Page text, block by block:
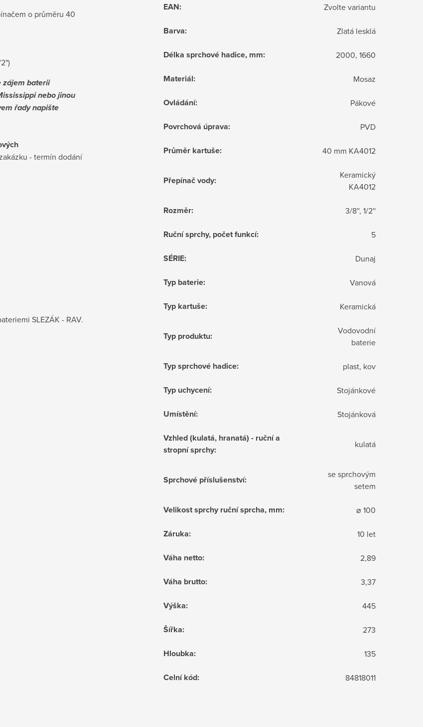
o průměru 40
zájem baterii
nebo jinou
řady napište
- termín dodání
SLEZÁK - RAV.
EAN: Zvolte variantu
Barva: Zlatá lesklá
Délka sprchové hadice, mm: 2000, 1660
Materiál: Mosaz
Ovládání: Pákové
Povrchová úprava: PVD
Průměr kartuše: 40 mm KA4012
Přepínač vody:
Keramický
KA4012
Rozměr: 3/8'', 1/2''
Ruční sprchy, počet funkcí: 5
SÉRIE: Dunaj
Typ baterie: Vanová
Typ kartuše: Keramická
Typ produktu:
Vodovodní
baterie
Typ sprchové hadice: plast, kov
Typ uchycení: Stojánkové
Umístění: Stojánková
Vzhled (kulatá, hranatá) - ruční a
stropní sprchy: kulatá
Sprchové příslušenství:
se sprchovým
setem
Velikost sprchy ruční sprcha, mm: ⌀ 100
Záruka: 10 let
Váha netto: 2,89
Váha brutto: 3,37
Výška: 445
Šířka: 273
Hloubka: 135
Celní kód: 84818011